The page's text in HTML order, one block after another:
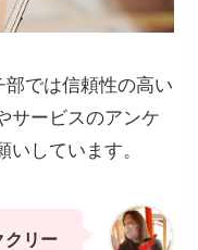
では信頼性の高い
サービスのアンケ
しています。
クリー